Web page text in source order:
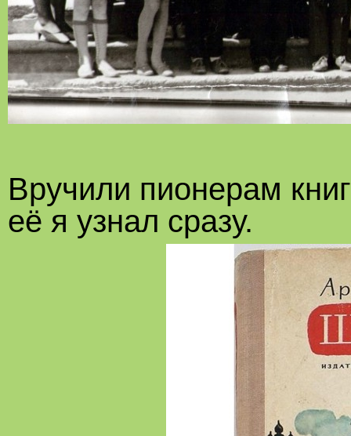
Вручили пионерам
её я узнал сразу.